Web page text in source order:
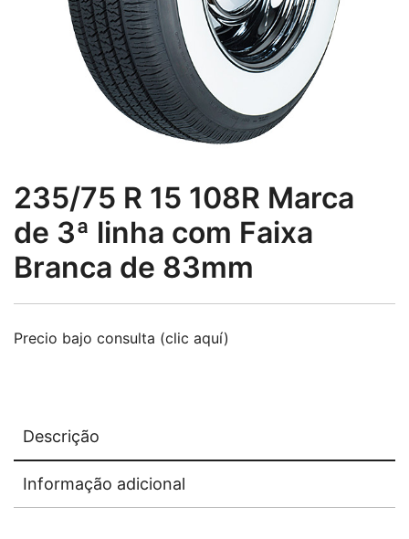
235/75 R 15 108R Marca
de 3ª linha com Faixa
Branca de 83mm
Precio bajo consulta (clic aquí)
Descrição
Informação adicional